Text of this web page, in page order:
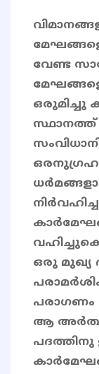
വേണ്ട
ഒരുമിച്ചു
ഒരു മുഖ്യ
പരാഗണം
ആ
പദത്തിനു